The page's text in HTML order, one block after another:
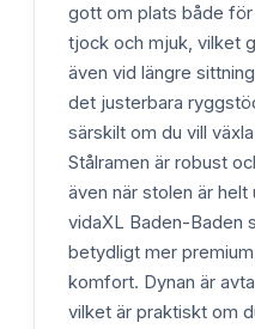
gott om plats både
tjock och mjuk, vilket
även vid längre
det justerbara
särskilt om du vill
Stålramen är robust
även när stolen är
vidaXL Baden-Baden
betydligt mer
komfort. Dynan är
vilket är praktiskt om